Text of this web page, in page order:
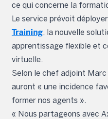
ce qui concerne la
Le service prévoit
Training, la nouvelle
apprentissage flexible et
virtuelle.
Selon le chef adjoint Marc
auront « une incidence
former nos agents ».
« Nous partageons avec